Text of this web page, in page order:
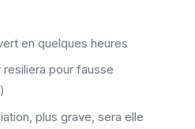
en quelques heures
pour fausse
plus grave, sera elle